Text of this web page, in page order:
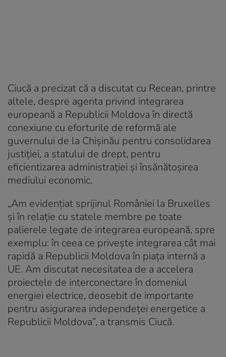
Ciucă a precizat că a discutat cu Recean, printre
altele, despre agenta privind integrarea
europeană a Republicii Moldova în directă
conexiune cu eforturile de reformă ale
guvernului de la Chișinău pentru consolidarea
justiției, a statului de drept, pentru
eficientizarea administrației și însănătoșirea
mediului economic.
„Am evidențiat sprijinul României la Bruxelles
și în relație cu statele membre pe toate
palierele legate de integrarea europeană, spre
exemplu: în ceea ce privește integrarea cât mai
rapidă a Republicii Moldova în piața internă a
UE. Am discutat necesitatea de a accelera
proiectele de interconectare în domeniul
energiei electrice, deosebit de importante
pentru asigurarea independeței energetice a
Republicii Moldova”, a transmis Ciucă.